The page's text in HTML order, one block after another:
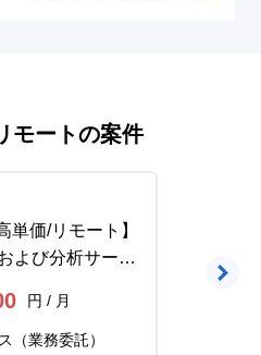
モートの案件
単価/リモート】
よび分析サービ
円 / 月
（業務委託）
クエ